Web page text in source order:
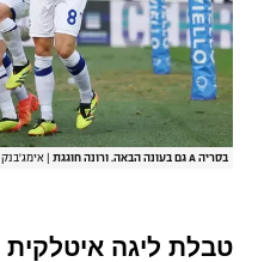
בסריה A גם בעונה הבאה. ורונה חוגגת אימג'בנק GettyImages, Francesco Pecoraro
טבלת ליגה איטלקית 2023/24